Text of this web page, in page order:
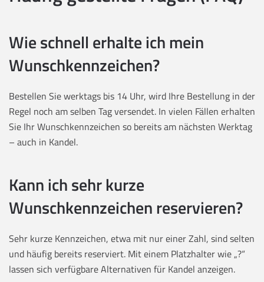
Wie schnell erhalte ich mein
Wunschkennzeichen?
Bestellen Sie werktags bis 14 Uhr, wird Ihre Bestellung in der
Regel noch am selben Tag versendet. In vielen Fällen erhalten
Sie Ihr Wunschkennzeichen so bereits am nächsten Werktag
– auch in Kandel.
Kann ich sehr kurze
Wunschkennzeichen reservieren?
Sehr kurze Kennzeichen, etwa mit nur einer Zahl, sind selten
und häufig bereits reserviert. Mit einem Platzhalter wie „?“
lassen sich verfügbare Alternativen für Kandel anzeigen.